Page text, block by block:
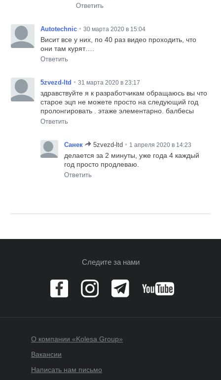
Ответить
Autotechnic • 30 марта 2020 в 15:04
Висит все у них, по 40 раз видео проходить, что
они там курят….
Ответить
5zvezd-ltd • 31 марта 2020 в 23:17
здравствуйте я к разработчикам обращаюсь вы что
старое эцп не можете просто на следующий год
пролонгировать . этаже элементарно. балбесы
Ответить
Санек 5zvezd-ltd • 1 апреля 2020 в 14:23
делается за 2 минуты, уже года 4 каждый
год просто продлеваю.
Ответить
Следите за нами
О компании «Kolesa Group»
Вакансии
Написать нам письмо